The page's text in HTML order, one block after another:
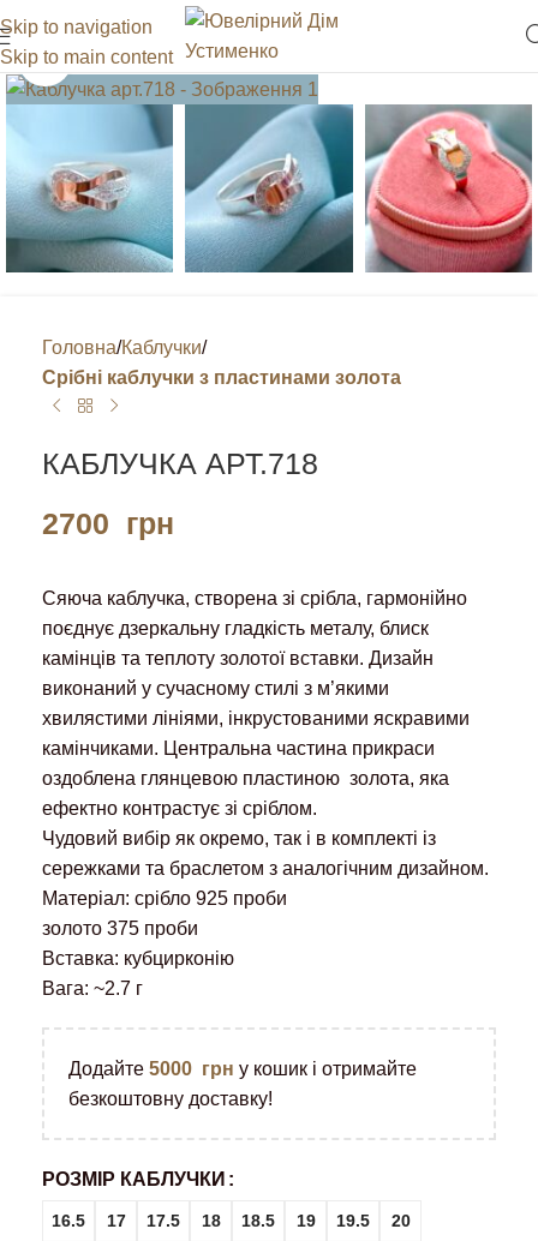
Skip to navigation
Skip to main content
Клацніть, щоб збільшити
Головна Каблучки
Срібні каблучки з пластинами золота
КАБЛУЧКА АРТ.718
2700 грн
Сяюча каблучка, створена зі срібла, гармонійно
поєднує дзеркальну гладкість металу, блиск
камінців та теплоту золотої вставки. Дизайн
виконаний у сучасному стилі з м’якими
хвилястими лініями, інкрустованими яскравими
камінчиками. Центральна частина прикраси
оздоблена глянцевою пластиною золота, яка
ефектно контрастує зі сріблом.
Чудовий вибір як окремо, так і в комплекті із
сережками та браслетом з аналогічним дизайном.
Матеріал: срібло 925 проби
золото 375 проби
Вставка: кубцирконію
Вага: ~2.7 г
Додайте 5000 грн у кошик і отримайте
безкоштовну доставку!
РОЗМІР КАБЛУЧКИ
16.5 17 17.5 18 18.5 19 19.5 20